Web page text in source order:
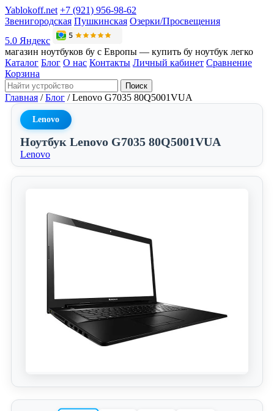
Yablokoff.net +7 (921) 956-98-62
Звенигородская Пушкинская Озерки/Просвещения
5.0 Яндекс
магазин ноутбуков бу с Европы — купить бу ноутбук легко
Каталог Блог О нас Контакты Личный кабинет Сравнение
Корзина
Поиск
Главная / Блог / Lenovo G7035 80Q5001VUA
Lenovo
Ноутбук Lenovo G7035 80Q5001VUA
Lenovo